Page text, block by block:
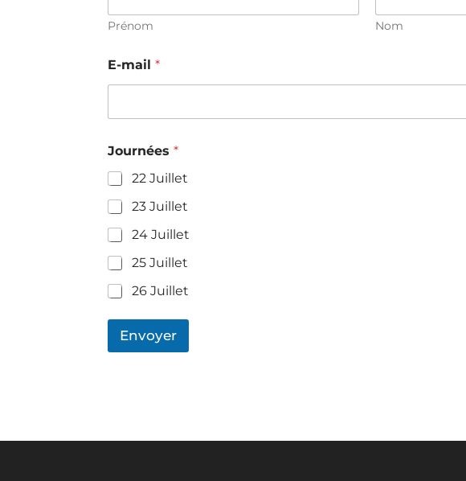
Prénom Nom
E-mail*
Journées*
22 Juillet
23 Juillet
24 Juillet
25 Juillet
26 Juillet
Envoyer